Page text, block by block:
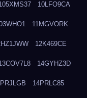
10LFO9CA
11MGVORK
12K469CE
14GYHZ3D
14PRLC85